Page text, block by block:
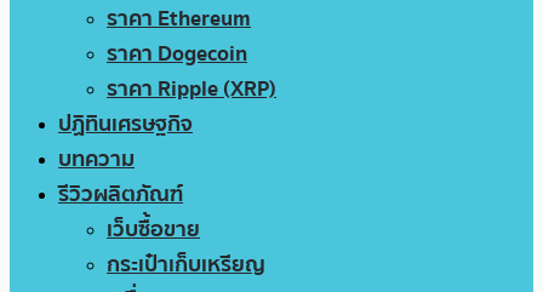
ราคา Ethereum
ราคา Dogecoin
ราคา Ripple (XRP)
ปฏิทินเศรษฐกิจ
บทความ
รีวิวผลิตภัณฑ์
เว็บซื้อขาย
กระเป๋าเก็บเหรียญ